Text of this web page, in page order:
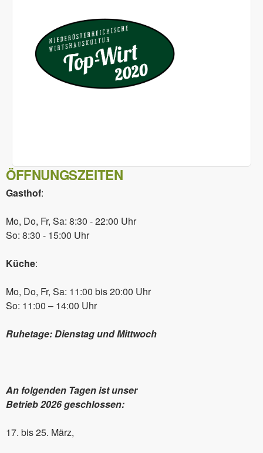
ÖFFNUNGSZEITEN
Gasthof:
Mo, Do, Fr, Sa: 8:30 - 22:00 Uhr
So: 8:30 - 15:00 Uhr
Küche:
Mo, Do, Fr, Sa: 11:00 bis 20:00 Uhr
So: 11:00 – 14:00 Uhr
Ruhetage: Dienstag und Mittwoch
An folgenden Tagen ist unser
Betrieb 2026 geschlossen:
17. bis 25. März,